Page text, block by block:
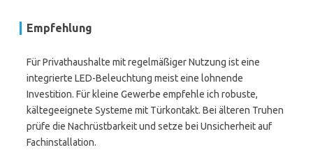
Empfehlung
Für Privathaushalte mit regelmäßiger Nutzung ist eine
integrierte LED-Beleuchtung meist eine lohnende
Investition. Für kleine Gewerbe empfehle ich robuste,
kältegeeignete Systeme mit Türkontakt. Bei älteren Truhen
prüfe die Nachrüstbarkeit und setze bei Unsicherheit auf
Fachinstallation.